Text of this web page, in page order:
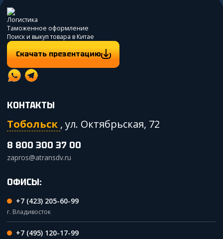
Логистика
Таможенное оформление
Поиск и выкуп товара в Китае
Скачать презентацию
КОНТАКТЫ
Тобольск , ул. Октябрьская, 72
8 800 300 37 00
zapros@atransdv.ru
ОФИСЫ:
+7 (423) 205-60-99
г. Владивосток
+7 (495) 120-17-99